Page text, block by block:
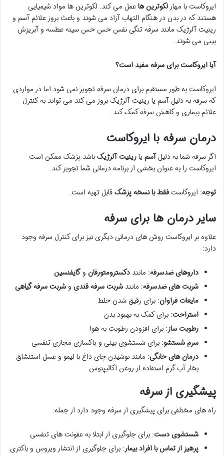
ایروکاست با مهار لکوترین هاعمل می کند. لکوترین ها مواد شیمیایی
هستند که در بدن در هنگام التهاب آزاد می شوند و باعث بروز علائم آسم و
رینیت آلرژیک مانند سرفه تنگی نفس خس خس سینه عطسه و آبریزش
بینی می شوند.
آیا ایروکاست برای سرفه مفید است؟
ایروکاست به طور مستقیم برای درمان سرفه تجویز نمی شود اما در مواردی
که سرفه به دلیل آسم یا رینیت آلرژیک بروز می کند می تواند به کنترل
علائم بیماری و کاهش سرفه کمک کند.
درمان سرفه با ایروکاست
اگر سرفه شما به دلیلآسمیارینیت آلرژیکباشد پزشک ممکن است
ایروکاست را به عنوان بخشی از برنامه درمانی شما تجویز کند.
توجه: ایروکاستفقط با نسخه پزشکقابل تهیه است.
سایر درمان ها برای سرفه
علاوه بر ایروکاست روش های درمانی دیگری نیز برای کنترل سرفه وجود
دارد:
داروهای ضدسرفه: مانند دکسترومتورفان وگایفنسین
شربت های ضدسرفه: مانند شربت سرفه قندی وشربت سرفه گیاهی
مایعات فراوان: برای رقیق شدن خلط
استراحت: برای کمک به بهبود بدن
رطوبت ساز: برای افزودن رطوبت به هوا
سرم شستشو: برای شستشوی بینی و پاکسازی مجاری تنفسی
درمان های خانگی: مانند نوشیدن چای داغ با لیمو و عسل استنشاق
بخار آب گرم استفاده از روغن اکالیپتوس
پیشگیری از سرفه
راه های مختلفی برای پیشگیری از سرفه وجود دارد از جمله:
شستشوی دست: برای جلوگیری از ابتلا به عفونت های تنفسی
پرهیز از تماس با افراد بیمار: برای جلوگیری از انتشار ویروس و باکتری